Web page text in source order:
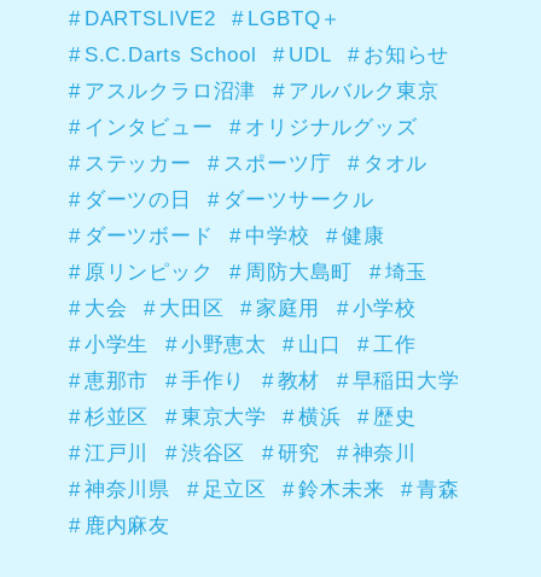
DARTSLIVE2
LGBTQ＋
S.C.Darts School
UDL
お知らせ
アスルクラロ沼津
アルバルク東京
インタビュー
オリジナルグッズ
ステッカー
スポーツ庁
タオル
ダーツの日
ダーツサークル
ダーツボード
中学校
健康
原リンピック
周防大島町
埼玉
大会
大田区 家庭用
小学校
小学生
小野恵太 山口
工作
恵那市
手作り 教材
早稲田大学
杉並区
東京大学 横浜
歴史
江戸川
渋谷区 研究
神奈川
神奈川県
足立区 鈴木未来
青森
鹿内麻友